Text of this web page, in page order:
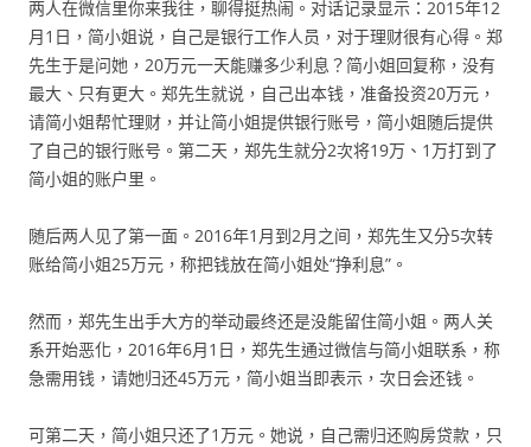
两人在微信里你来我往，聊得挺热闹。对话记录显示：2015年12
月1日，简小姐说，自己是银行工作人员，对于理财很有心得。郑
先生于是问她，20万元一天能赚多少利息？简小姐回复称，没有
最大、只有更大。郑先生就说，自己出本钱，准备投资20万元，
请简小姐帮忙理财，并让简小姐提供银行账号，简小姐随后提供
了自己的银行账号。第二天，郑先生就分2次将19万、1万打到了
简小姐的账户里。
随后两人见了第一面。2016年1月到2月之间，郑先生又分5次转
账给简小姐25万元，称把钱放在简小姐处“挣利息”。
然而，郑先生出手大方的举动最终还是没能留住简小姐。两人关
系开始恶化，2016年6月1日，郑先生通过微信与简小姐联系，称
急需用钱，请她归还45万元，简小姐当即表示，次日会还钱。
可第二天，简小姐只还了1万元。她说，自己需归还购房贷款，只